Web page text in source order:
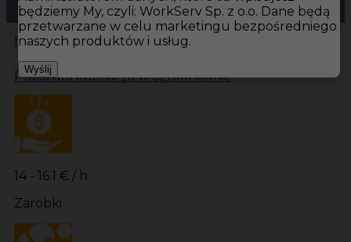
Hotistin Oferty pracyKuchnia Sztokholm
Praca dla kucharza w Sztokholmie
14 - 16.1 € / h
Zarobki
będziemy My, czyli: WorkServ Sp. z o.o. Dane będą
przetwarzane w celu marketingu bezpośredniego
naszych produktów i usług.
Wyślij